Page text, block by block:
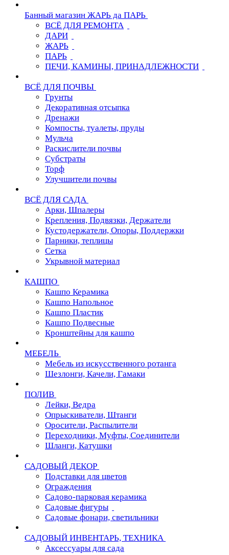
Банный магазин ЖАРЬ да ПАРЬ
ВСЁ ДЛЯ РЕМОНТА
ДАРИ
ЖАРЬ
ПАРЬ
ПЕЧИ, КАМИНЫ, ПРИНАДЛЕЖНОСТИ
ВСЁ ДЛЯ ПОЧВЫ
Грунты
Декоративная отсыпка
Дренажи
Компосты, туалеты, пруды
Мульча
Раскислители почвы
Субстраты
Торф
Улучшители почвы
ВСЁ ДЛЯ САДА
Арки, Шпалеры
Крепления, Подвязки, Держатели
Кустодержатели, Опоры, Поддержки
Парники, теплицы
Сетка
Укрывной материал
КАШПО
Кашпо Керамика
Кашпо Напольное
Кашпо Пластик
Кашпо Подвесные
Кронштейны для кашпо
МЕБЕЛЬ
Мебель из искусственного ротанга
Шезлонги, Качели, Гамаки
ПОЛИВ
Лейки, Ведра
Опрыскиватели, Штанги
Оросители, Распылители
Переходники, Муфты, Соединители
Шланги, Катушки
САДОВЫЙ ДЕКОР
Подставки для цветов
Ограждения
Садово-парковая керамика
Садовые фигуры
Садовые фонари, светильники
САДОВЫЙ ИНВЕНТАРЬ, ТЕХНИКА
Аксессуары для сада